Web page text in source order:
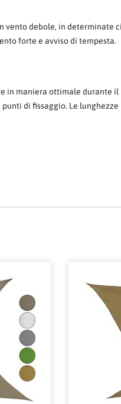
vento debole, in determinate
forte e avviso di tempesta.
in maniera ottimale durante il
di fissaggio. Le